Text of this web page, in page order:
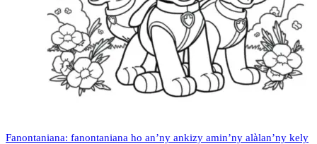
Fanontaniana: fanontaniana ho an’ny ankizy amin’ny alàlan’ny kely